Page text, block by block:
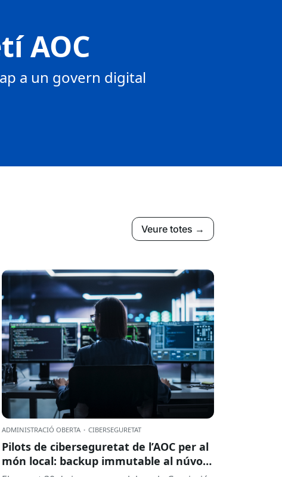
AOC
a un govern digital
Veure totes →
ADMINISTRACIÓ OBERTA · CIBERSEGURETAT
Pilots de ciberseguretat de l’AOC per al
món local: backup immutable al núvol i